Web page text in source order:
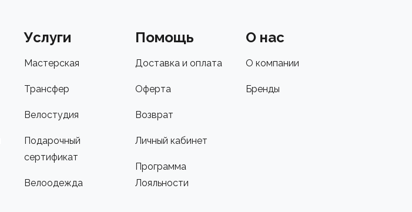
Услуги
Мастерская
Трансфер
Велостудия
Подарочный
сертификат
Велоодежда
Помощь
Доставка и оплата
Оферта
Возврат
Личный кабинет
Программа
Лояльности
О нас
О компании
Бренды